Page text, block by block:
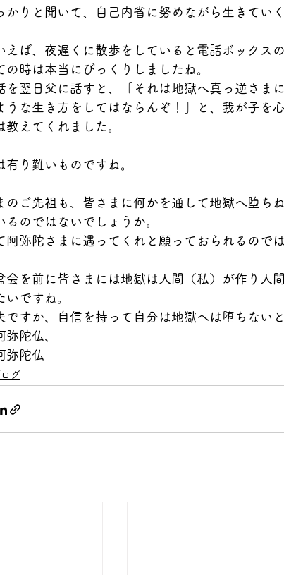
かりと聞いて、自己内省に努めながら生きてい
えば、夜遅くに散歩をしていると電話ボックス
の時は本当にびっくりしましたね。
を翌日父に話すと、「それは地獄へ真っ逆さま
うな生き方をしてはならんぞ！」と、我が子を
教えてくれました。
有り難いものですね。
のご先祖も、皆さまに何かを通して地獄へ堕ち
るのではないでしょうか。
阿弥陀さまに遇ってくれと願っておられるので
会を前に皆さまには地獄は人間（私）が作り人
いですね。
ですか、自信を持って自分は地獄へは堕ちない
弥陀仏、
弥陀仏
グ